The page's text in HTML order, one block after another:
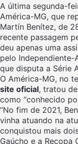
A última segunda-
América-MG, que
Martín Benítez, de
recente passagem
deu apenas uma
pelo Independiente-
que disputa a Série
O América-MG, no
site oficial, tratou
como “conhecido
“No fim de 2021,
vinha atuando na
conquistou mais
Gaúcho e a Recopa